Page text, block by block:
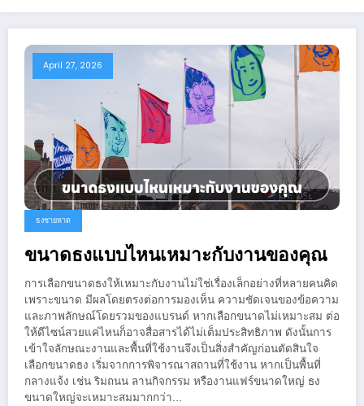
April 27, 2026
ธงชายหาด
ขนาดธงแบบไหนเหมาะกับงานของคุณ
การเลือกขนาดธงให้เหมาะกับงานไม่ใช่เรื่องเล็กอย่างที่หลายคนคิด
เพราะขนาด มีผลโดยตรงต่อการมองเห็น ความชัดเจนของข้อความ
และภาพลักษณ์โดยรวมของแบรนด์ หากเลือกขนาดไม่เหมาะสม ต่อ
ให้ดีไซน์สวยแค่ไหนก็อาจสื่อสารได้ไม่เต็มประสิทธิภาพ ดังนั้นการ
เข้าใจลักษณะงานและพื้นที่ใช้งานจึงเป็นสิ่งสำคัญก่อนตัดสินใจ
เลือกขนาดธง เริ่มจากการพิจารณาสถานที่ใช้งาน หากเป็นพื้นที่
กลางแจ้ง เช่น ริมถนน ลานกิจกรรม หรืองานแฟร์ขนาดใหญ่ ธง
ขนาดใหญ่จะเหมาะสมมากกว่า…